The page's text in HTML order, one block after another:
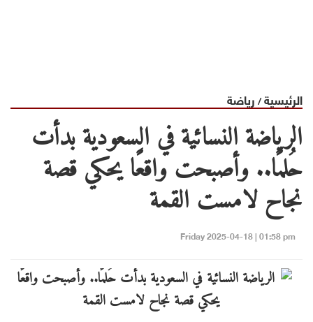
الرئيسية/ رياضة
الرياضة النسائية في السعودية بدأت
حُلمًا.. وأصبحت واقعًا يحكي قصة
نجاح لامست القمة
Friday 2025-04-18 | 01:58 pm